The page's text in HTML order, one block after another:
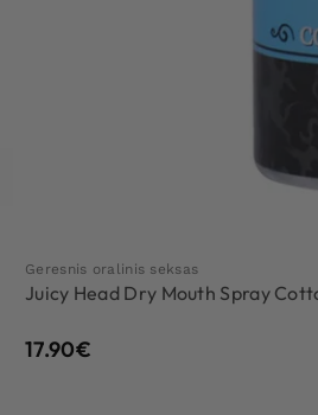
Geresnis oralinis seksas
Juicy Head Dry Mouth Spray
17.90€